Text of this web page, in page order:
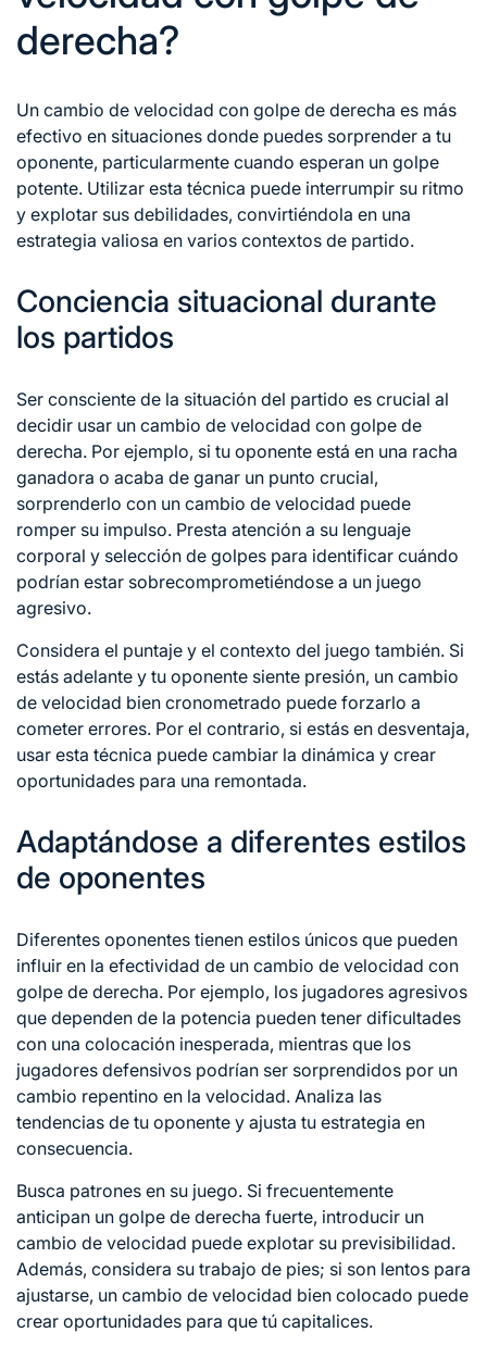
derecha?
Un cambio de velocidad con golpe de derecha es más
efectivo en situaciones donde puedes sorprender a tu
oponente, particularmente cuando esperan un golpe
potente. Utilizar esta técnica puede interrumpir su ritmo
y explotar sus debilidades, convirtiéndola en una
estrategia valiosa en varios contextos de partido.
Conciencia situacional durante
los partidos
Ser consciente de la situación del partido es crucial al
decidir usar un cambio de velocidad con golpe de
derecha. Por ejemplo, si tu oponente está en una racha
ganadora o acaba de ganar un punto crucial,
sorprenderlo con un cambio de velocidad puede
romper su impulso. Presta atención a su lenguaje
corporal y selección de golpes para identificar cuándo
podrían estar sobrecomprometiéndose a un juego
agresivo.
Considera el puntaje y el contexto del juego también. Si
estás adelante y tu oponente siente presión, un cambio
de velocidad bien cronometrado puede forzarlo a
cometer errores. Por el contrario, si estás en desventaja,
usar esta técnica puede cambiar la dinámica y crear
oportunidades para una remontada.
Adaptándose a diferentes estilos
de oponentes
Diferentes oponentes tienen estilos únicos que pueden
influir en la efectividad de un cambio de velocidad con
golpe de derecha. Por ejemplo, los jugadores agresivos
que dependen de la potencia pueden tener dificultades
con una colocación inesperada, mientras que los
jugadores defensivos podrían ser sorprendidos por un
cambio repentino en la velocidad. Analiza las
tendencias de tu oponente y ajusta tu estrategia en
consecuencia.
Busca patrones en su juego. Si frecuentemente
anticipan un golpe de derecha fuerte, introducir un
cambio de velocidad puede explotar su previsibilidad.
Además, considera su trabajo de pies; si son lentos para
ajustarse, un cambio de velocidad bien colocado puede
crear oportunidades para que tú capitalices.